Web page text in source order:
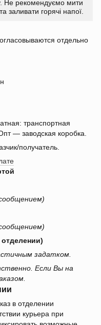
Не рекомендуємо мити
заливати горячі напої.
отдельно
транспортная
— заводская коробка.
получатель.
задатком.
Если Вы на
в отделении
курьера при